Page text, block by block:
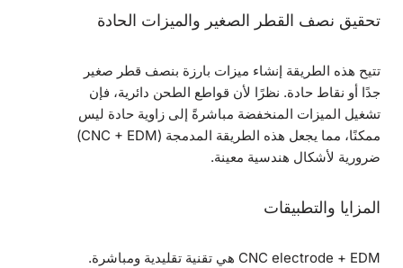
تحقيق نصف القطر الصغير والميزات الحادة
تتيح هذه الطريقة إنشاء ميزات بارزة بنصف قطر صغير
جدًا أو نقاط حادة. نظرًا لأن قواطع الطحن دائرية، فإن
تشغيل الميزات المنخفضة مباشرةً إلى زاوية حادة ليس
ممكنًا، مما يجعل هذه الطريقة المدمجة (CNC + EDM)
ضرورية لأشكال هندسية معينة.
المزايا والتطبيقات
CNC electrode + EDM هي تقنية تقليدية ومباشرة.